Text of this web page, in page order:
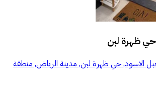
حي ظهرة لبن
الاسود, حي ظهرة لبن, مدينة الرياض, منطقة